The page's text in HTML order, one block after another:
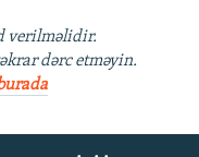
verilməlidir.
dərc etməyin.